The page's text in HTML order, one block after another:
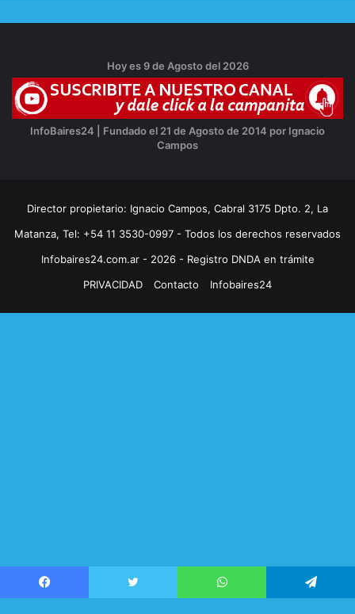
Hoy es 9 de Agosto del 2026
InfoBaires24 | Fundado el 21 de Agosto de 2014 por Ignacio
Campos
Director propietario: Ignacio Campos, Cabral 3175 Dpto. 2, La
Matanza, Tel: +54 11 3530-0997 - Todos los derechos reservados
Infobaires24.com.ar - 2026 - Registro DNDA en trámite
PRIVACIDAD
Contacto Infobaires24
Facebook WhatsApp Telegram